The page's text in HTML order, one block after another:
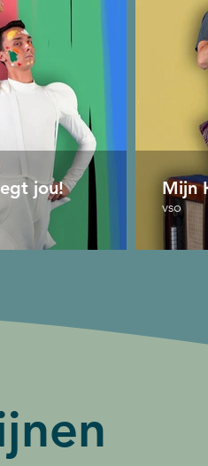
jou! Mijn
vso